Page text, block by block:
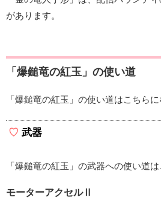
があります。
「爆鎚竜の紅玉」の使い道
「爆鎚竜の紅玉」の使い道はこちらに
武器
「爆鎚竜の紅玉」の武器への使い道
モーターアクセルⅡ